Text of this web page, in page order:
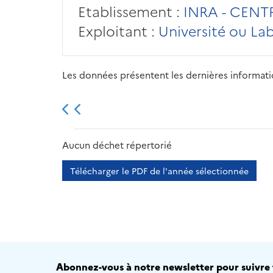
Etablissement : INRA -
Exploitant : Université ou
Les données présentent les dernières
2013 2014
Aucun déchet répertorié
Télécharger le PDF de l'année sélectionnée
Abonnez-vous à notre newsletter pour suivre